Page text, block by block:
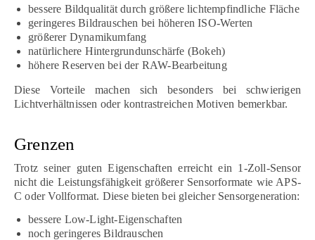
bessere Bildqualität durch größere lichtempfindliche Fläche
geringeres Bildrauschen bei höheren ISO-Werten
größerer Dynamikumfang
natürlichere Hintergrundunschärfe (Bokeh)
höhere Reserven bei der RAW-Bearbeitung
Diese Vorteile machen sich besonders bei schwierigen
Lichtverhältnissen oder kontrastreichen Motiven bemerkbar.
Grenzen
Trotz seiner guten Eigenschaften erreicht ein 1-Zoll-Sensor
nicht die Leistungsfähigkeit größerer Sensorformate wie APS-
C oder Vollformat. Diese bieten bei gleicher Sensorgeneration:
bessere Low-Light-Eigenschaften
noch geringeres Bildrauschen